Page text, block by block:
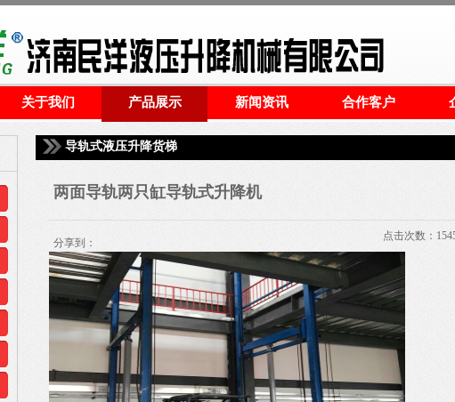
关于我们 产品展示 新闻资讯 合作客户
导轨式液压升降货梯
两面导轨两只缸导轨式升降机
分享到：
点击次数：